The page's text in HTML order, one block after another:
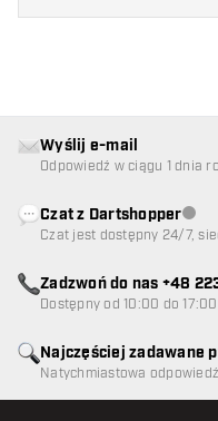
Najczęściej zadawane
Natychmiastowa odpowiedź
Wyślij e-mail
Odpowiedź w ciągu 1 dnia
Czat z Dartshopper
Czat jest dostępny 24/7,
Zadzwoń do nas +48
Dostępny od 10:00 do